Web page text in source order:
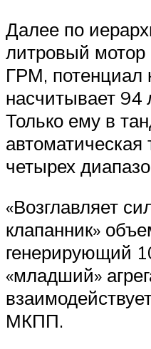
Далее по
литровый
ГРМ, потенциал
насчитывает
Только ему в
четырех
«Возглавляет
клапанник»
генерирующий
«младший»
МКПП.